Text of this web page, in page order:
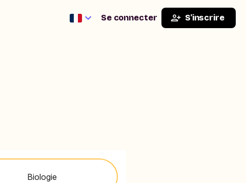
Se connecter S'inscrire
Biologie